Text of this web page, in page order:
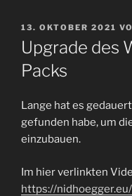
VERÖFFENTLICHT
AM
13. OKTOBER 2021
Upgrade des
Packs
Lange hat es
gefunden habe, um
einzubauen.
Im hier verlinkten
https://